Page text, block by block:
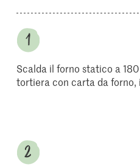
Scalda il forno statico a
tortiera con carta da forno,